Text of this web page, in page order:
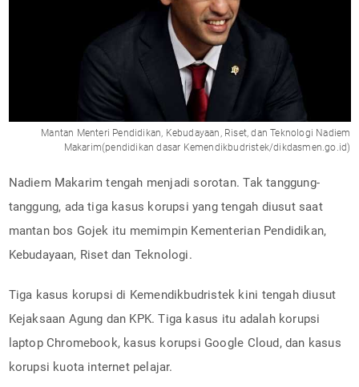
Mantan Menteri Pendidikan, Kebudayaan, Riset, dan Teknologi Nadiem
Makarim(pendidikan dasar Kemendikbudristek/dikdasmen.go.id)
Nadiem Makarim tengah menjadi sorotan. Tak tanggung-
tanggung, ada tiga kasus korupsi yang tengah diusut saat
mantan bos Gojek itu memimpin Kementerian Pendidikan,
Kebudayaan, Riset dan Teknologi.
Tiga kasus korupsi di Kemendikbudristek kini tengah diusut
Kejaksaan Agung dan KPK. Tiga kasus itu adalah korupsi
laptop Chromebook, kasus korupsi Google Cloud, dan kasus
korupsi kuota internet pelajar.